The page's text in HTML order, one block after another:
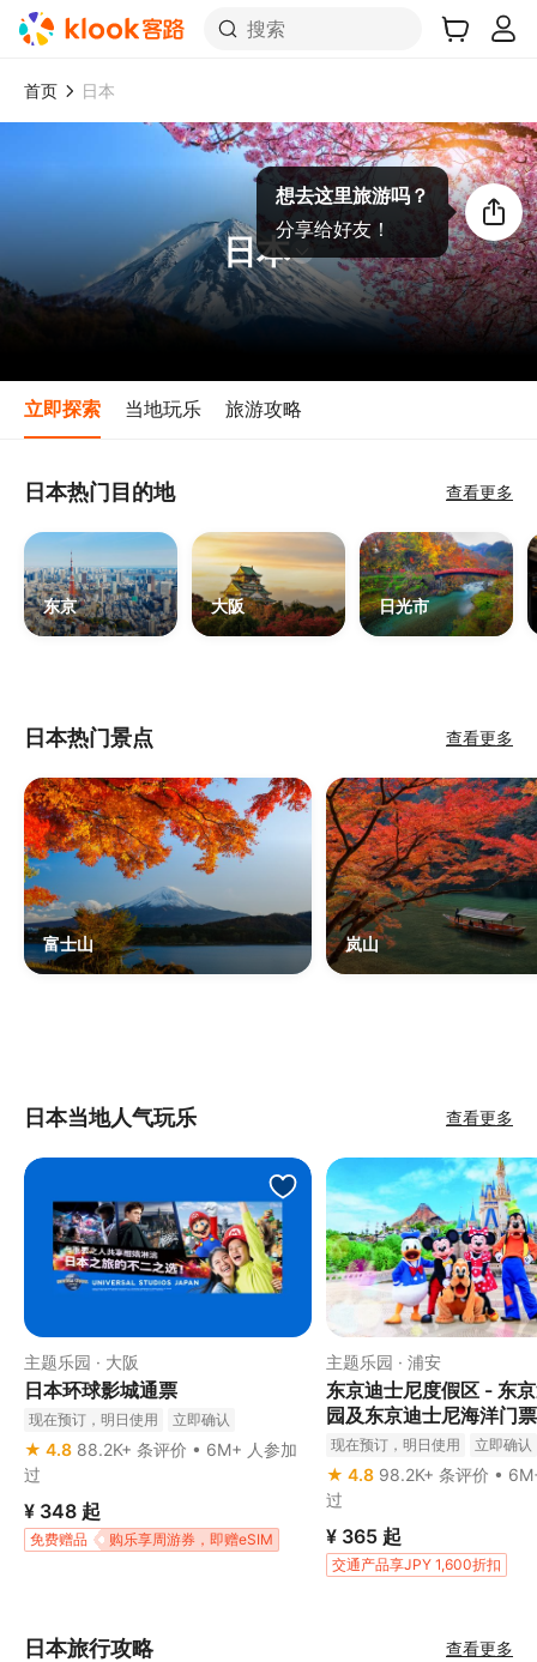
搜索
首页 日本
日本
立即探索 当地玩乐 旅游攻略
想去这里旅游吗？
分享给好友！
日本热门目的地 查看更多
东京 大阪 日光市
日本热门景点 查看更多
富士山 岚山
日本当地人气玩乐 查看更多
主题乐园 · 大阪
日本环球影城通票
现在预订，明日使用 立即确认
★ 4.8 88.2K+ 条评价 • 6M+ 人参加
过
¥ 348 起
购乐享周游券，即赠eSIM
免费赠品
主题乐园 · 浦安
东京迪士尼度假区 - 东
园及东京迪士尼海洋门票
现在预订，明日使用 立即确认
★ 4.8 98.2K+ 条评价 •
过
¥ 365 起
交通产品享JPY 1,600折扣
日本旅行攻略 查看更多